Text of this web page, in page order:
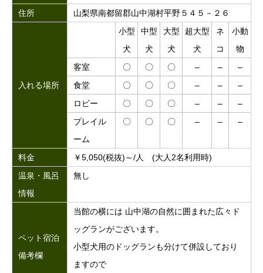
住所
山梨県南都留郡山中湖村平野５４５－２６
入れる場所
小型
犬
中型
犬
大型
犬
超大型
犬
ネ
コ
小動
物
客室
〇 〇 〇 – –
–
食堂
〇 〇 〇 – –
–
ロビー
〇 〇 〇 – –
–
プレイル
ーム
〇 〇 〇 – – –
料金
￥5,050(税抜)～/人 (大人2名利用時)
温泉・風呂
情報
無し
ペット宿泊
備考欄
当館の横には 山中湖の自然に囲まれた広々ド
ッグランがございます。
小型犬用のドッグランも分けて併設しており
ますので